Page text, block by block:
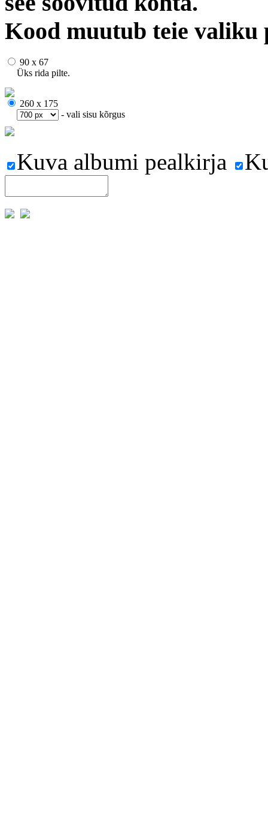
Kood muutub teie valiku
90 x 67
Üks rida pilte.
260 x 175
- vali sisu kõrgus
Kuva albumi pealkirja